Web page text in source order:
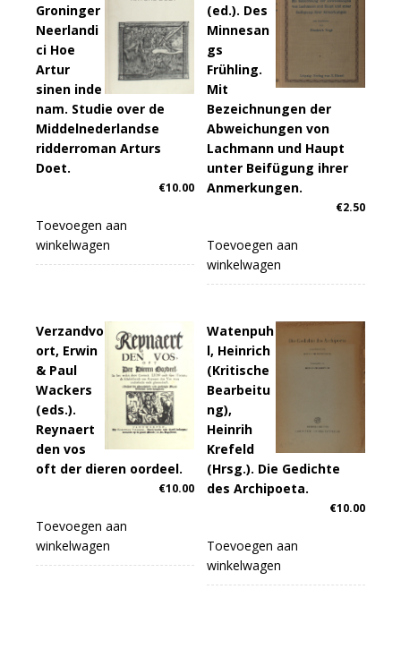
Groninger
Neerlandi
ci Hoe
Artur
sinen inde
nam. Studie over de
Middelnederlandse
ridderroman Arturs
Doet.
€10.00
Toevoegen aan
winkelwagen
(ed.). Des
Minnesan
gs
Frühling.
Mit
Bezeichnungen der
Abweichungen von
Lachmann und Haupt
unter Beifügung ihrer
Anmerkungen.
€2.50
Toevoegen aan
winkelwagen
Verzandvo
ort, Erwin
& Paul
Wackers
(eds.).
Reynaert
den vos
oft der dieren oordeel.
€10.00
Toevoegen aan
winkelwagen
Watenpuh
l, Heinrich
(Kritische
Bearbeitu
ng),
Heinrih
Krefeld
(Hrsg.). Die Gedichte
des Archipoeta.
€10.00
Toevoegen aan
winkelwagen